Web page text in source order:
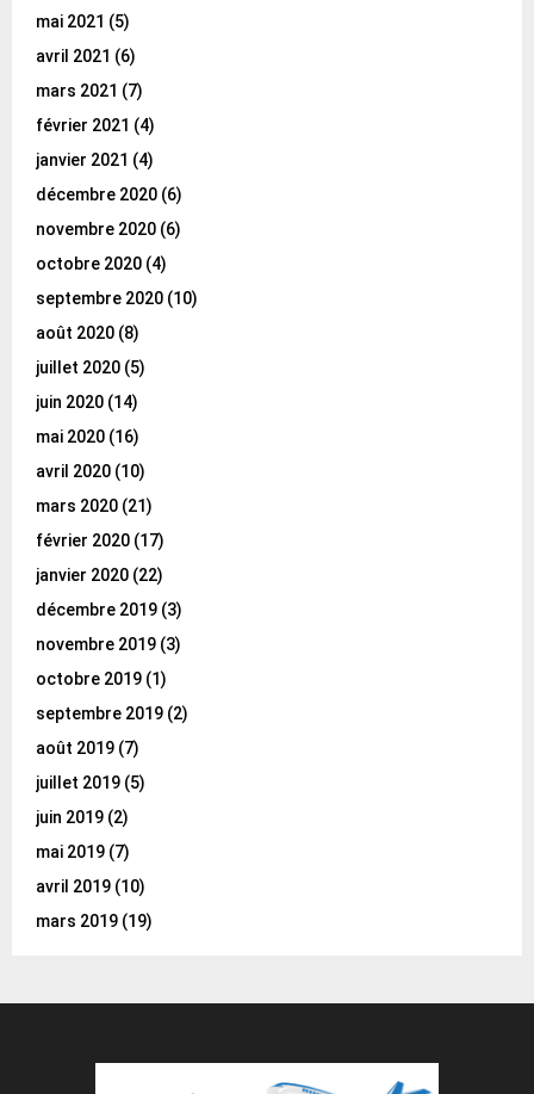
mai 2021 (5)
avril 2021 (6)
mars 2021 (7)
février 2021 (4)
janvier 2021 (4)
décembre 2020 (6)
novembre 2020 (6)
octobre 2020 (4)
septembre 2020 (10)
août 2020 (8)
juillet 2020 (5)
juin 2020 (14)
mai 2020 (16)
avril 2020 (10)
mars 2020 (21)
février 2020 (17)
janvier 2020 (22)
décembre 2019 (3)
novembre 2019 (3)
octobre 2019 (1)
septembre 2019 (2)
août 2019 (7)
juillet 2019 (5)
juin 2019 (2)
mai 2019 (7)
avril 2019 (10)
mars 2019 (19)